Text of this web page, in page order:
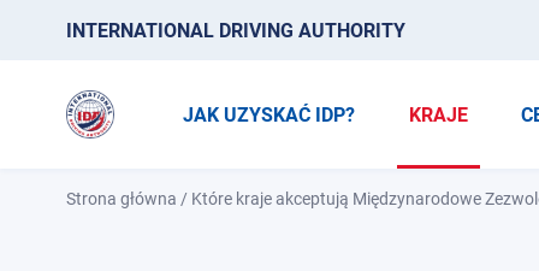
INTERNATIONAL DRIVING AUTHORITY
JAK UZYSKAĆ IDP? KRAJE
Strona główna / Które kraje akceptują Międzynarodowe